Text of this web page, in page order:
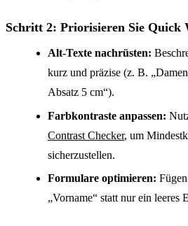
Schritt 2: Priorisieren Sie Quick
Alt-Texte nachrüsten:
kurz und präzise (z. B.
Absatz 5 cm“).
Farbkontraste anpassen:
Contrast Checker, um
sicherzustellen.
Formulare optimieren:
„Vorname“ statt nur ein leeres